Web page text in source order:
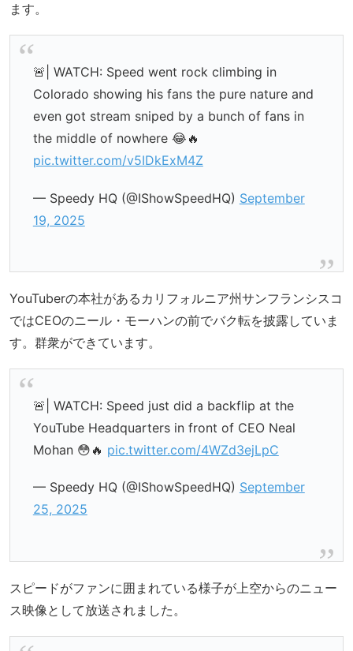
ます。
🚨| WATCH: Speed went rock climbing in
Colorado showing his fans the pure nature and
even got stream sniped by a bunch of fans in
the middle of nowhere 😂🔥
pic.twitter.com/v5IDkExM4Z
— Speedy HQ (@IShowSpeedHQ) September
19, 2025
YouTuberの本社があるカリフォルニア州サンフランシスコ
ではCEOのニール・モーハンの前でバク転を披露していま
す。群衆ができています。
🚨| WATCH: Speed just did a backflip at the
YouTube Headquarters in front of CEO Neal
Mohan 😳🔥 pic.twitter.com/4WZd3ejLpC
— Speedy HQ (@IShowSpeedHQ) September
25, 2025
スピードがファンに囲まれている様子が上空からのニュー
ス映像として放送されました。